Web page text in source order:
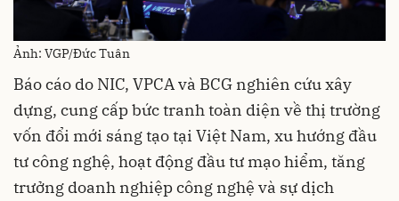
Ảnh: VGP/Đức Tuân
Báo cáo do NIC, VPCA và BCG nghiên cứu xây
dựng, cung cấp bức tranh toàn diện về thị trường
vốn đổi mới sáng tạo tại Việt Nam, xu hướng đầu
tư công nghệ, hoạt động đầu tư mạo hiểm, tăng
trưởng doanh nghiệp công nghệ và sự dịch